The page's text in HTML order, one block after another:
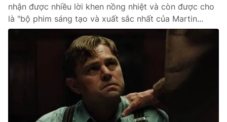
Đài Truyền hình Việt Nam
Cơ quan báo chí:Thời báo VTV
nhận được nhiều lời khen nồng nhiệt và còn được cho
là "bộ phim sáng tạo và xuất sắc nhất của Martin...